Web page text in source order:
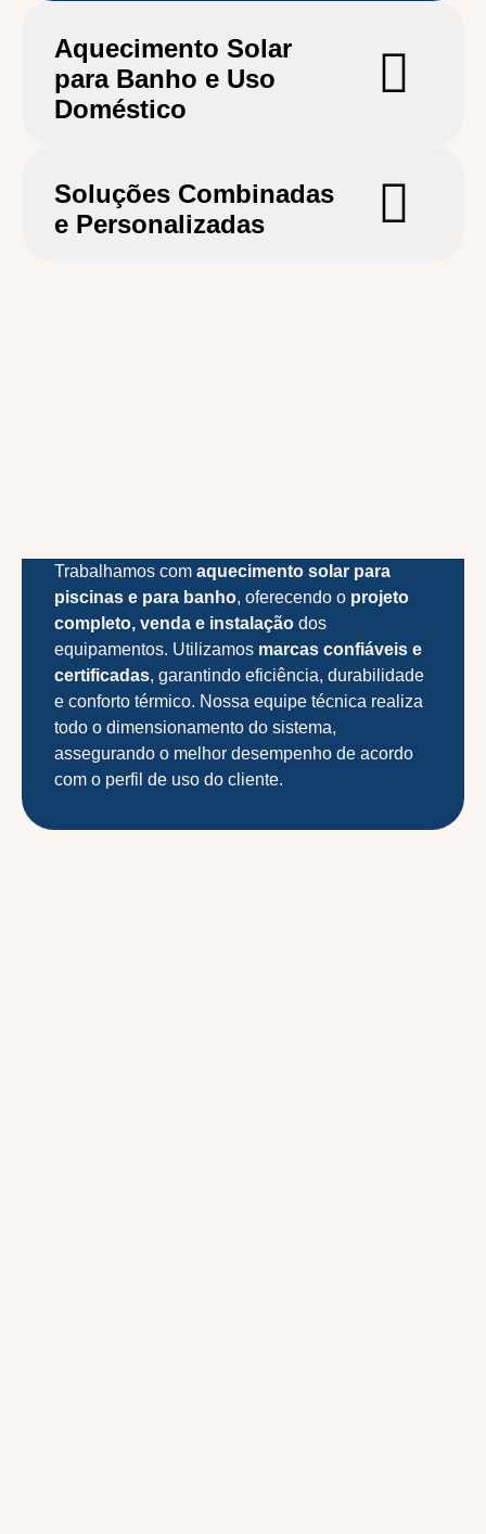
Aquecimento Solar
para Banho e Uso
Doméstico
Soluções Combinadas
e Personalizadas
Trabalhamos com aquecimento solar para
piscinas e para banho, oferecendo o projeto
completo, venda e instalação dos
equipamentos. Utilizamos marcas confiáveis e
certificadas, garantindo eficiência, durabilidade
e conforto térmico. Nossa equipe técnica realiza
todo o dimensionamento do sistema,
assegurando o melhor desempenho de acordo
com o perfil de uso do cliente.